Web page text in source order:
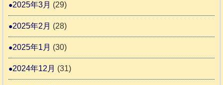
2025年3月 (29)
2025年2月 (28)
2025年1月 (30)
2024年12月 (31)